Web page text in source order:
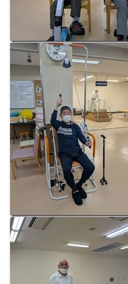
ショートステイ
滝町ショートステイ
グループホーム
居宅介護支援事業所
豊岡会の居宅介護支援
デイケア
とよおかデイケア
はまなこデイケア
元町デイケア
三田デイケア
デイケアブログ
浜松とよおか病院 健康管理センター